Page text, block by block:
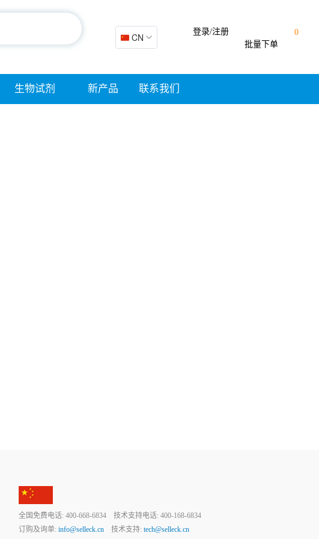
🇨🇳 CN
0
批量下单
登录/注册
生物试剂 新产品 联系我们
全国免费电话: 400-668-6834 技术支持电话: 400-168-6834
订购及询单: info@selleck.cn 技术支持: tech@selleck.cn